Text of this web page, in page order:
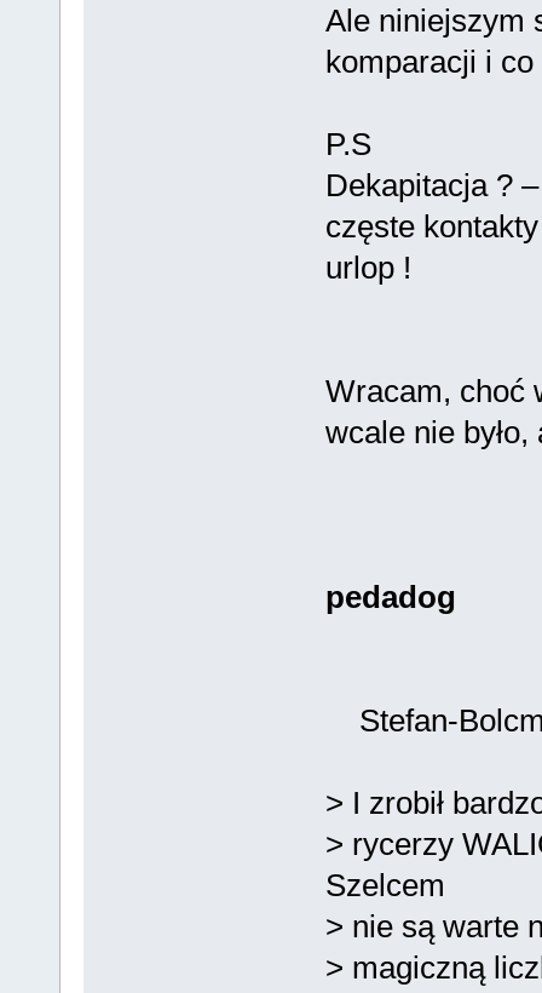
Ale niniejszym
komparacji i
P.S
Dekapitacja ?
częste
urlop !
Wracam, choć
wcale nie
pedadog
Stefan-
> I zrobił
> rycerzy
Szelcem
> nie są warte
> magiczną